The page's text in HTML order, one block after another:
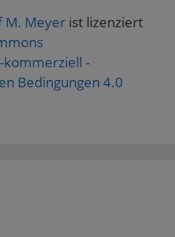
M. Meyer ist lizenziert
kommerziell -
Bedingungen 4.0